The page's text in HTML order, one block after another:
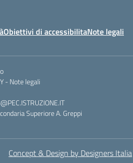
Obiettivi di accessibilitaNote legali
- Note legali
Superiore A. Greppi
Concept & Design by Designers Italia